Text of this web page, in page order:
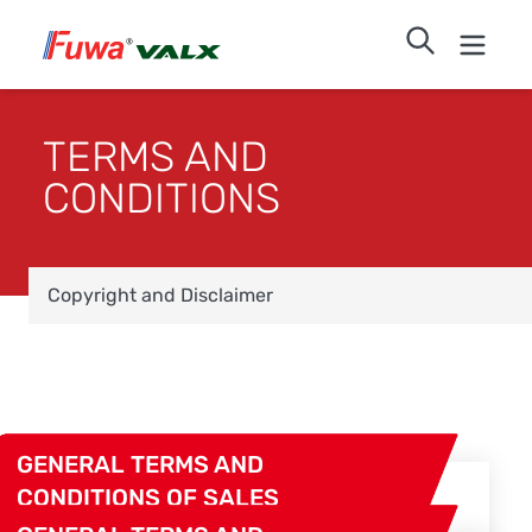
TERMS AND
CONDITIONS
Copyright and Disclaimer
GENERAL TERMS AND
CONDITIONS OF SALES